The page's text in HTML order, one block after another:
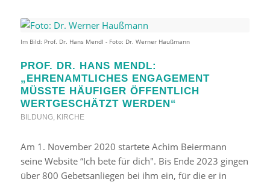
Im Bild: Prof. Dr. Hans Mendl - Foto: Dr. Werner Haußmann
PROF. DR. HANS MENDL:
„EHRENAMTLICHES ENGAGEMENT
MÜSSTE HÄUFIGER ÖFFENTLICH
WERTGESCHÄTZT WERDEN“
BILDUNG, KIRCHE
Am 1. November 2020 startete Achim Beiermann
seine Website “Ich bete für dich". Bis Ende 2023 gingen
über 800 Gebetsanliegen bei ihm ein, für die er in